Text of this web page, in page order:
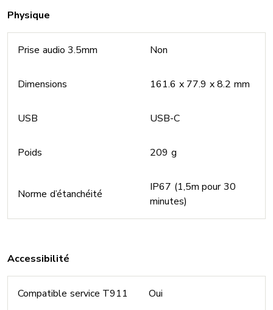
Physique
Prise audio 3.5mm Non
Dimensions 161.6 x 77.9 x 8.2 mm
USB USB-C
Poids 209 g
Norme d’étanchéité
IP67 (1,5m pour 30
minutes)
Accessibilité
Compatible service T911 Oui